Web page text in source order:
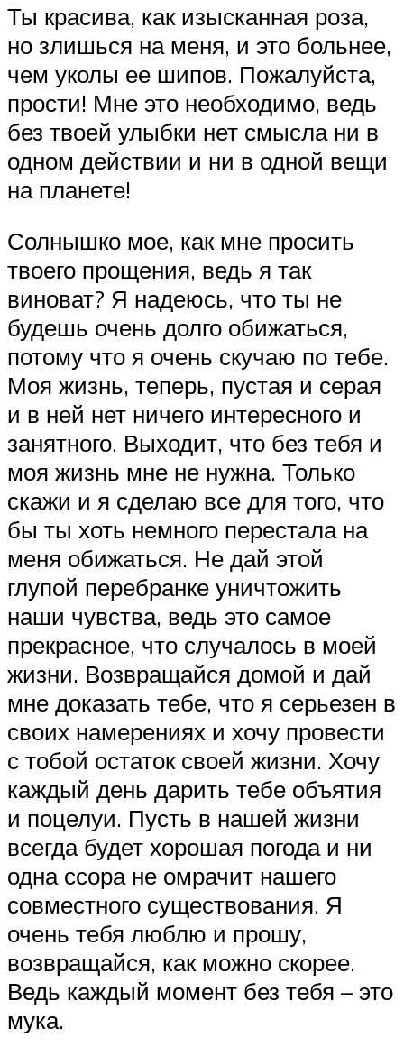
Ты красива, как изысканная роза,
но злишься на меня, и это больнее,
чем уколы ее шипов. Пожалуйста,
прости! Мне это необходимо, ведь
без твоей улыбки нет смысла ни в
одном действии и ни в одной вещи
на планете!
Солнышко мое, как мне просить
твоего прощения, ведь я так
виноват? Я надеюсь, что ты не
будешь очень долго обижаться,
потому что я очень скучаю по тебе.
Моя жизнь, теперь, пустая и серая
и в ней нет ничего интересного и
занятного. Выходит, что без тебя и
моя жизнь мне не нужна. Только
скажи и я сделаю все для того, что
бы ты хоть немного перестала на
меня обижаться. Не дай этой
глупой перебранке уничтожить
наши чувства, ведь это самое
прекрасное, что случалось в моей
жизни. Возвращайся домой и дай
мне доказать тебе, что я серьезен в
своих намерениях и хочу провести
с тобой остаток своей жизни. Хочу
каждый день дарить тебе объятия
и поцелуи. Пусть в нашей жизни
всегда будет хорошая погода и ни
одна ссора не омрачит нашего
совместного существования. Я
очень тебя люблю и прошу,
возвращайся, как можно скорее.
Ведь каждый момент без тебя – это
мука.